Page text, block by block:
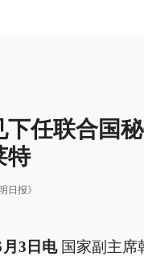
下任联合国
特
日报》
3日电 国家副主席